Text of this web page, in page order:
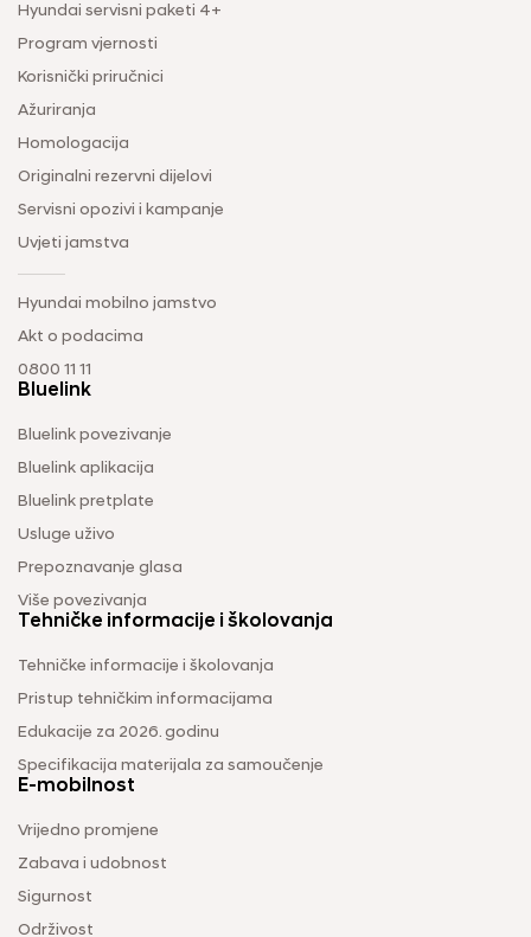
Hyundai servisni paketi 4+
Program vjernosti
Korisnički priručnici
Ažuriranja
Homologacija
Originalni rezervni dijelovi
Servisni opozivi i kampanje
Uvjeti jamstva
Hyundai mobilno jamstvo
Akt o podacima
0800 11 11
Bluelink
Bluelink povezivanje
Bluelink aplikacija
Bluelink pretplate
Usluge uživo
Prepoznavanje glasa
Više povezivanja
Tehničke informacije i školovanja
Tehničke informacije i školovanja
Pristup tehničkim informacijama
Edukacije za 2026. godinu
Specifikacija materijala za samoučenje
E-mobilnost
Vrijedno promjene
Zabava i udobnost
Sigurnost
Održivost